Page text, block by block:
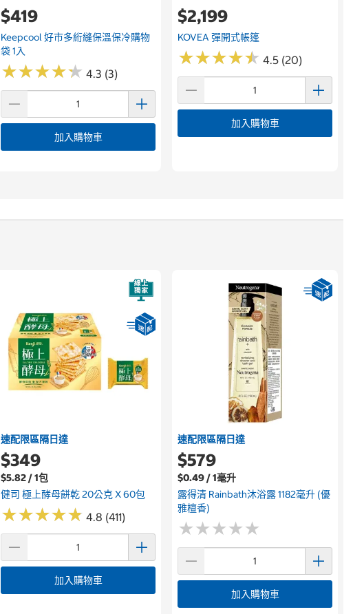
$419
Keepcool 好市多絎縫保溫保冷購物
袋 1入
★★★★★
★★★★★ 4.3 (3)
加入購物車
$2,199
KOVEA 彈開式帳篷
★★★★★
★★★★★ 4.5 (20)
加入購物車
速配限區隔日達
$349
$5.82 / 1包
健司 極上酵母餅乾 20公克 X 60包
★★★★★
★★★★★ 4.8 (411)
加入購物車
速配限區隔日達
$579
$0.49 / 1毫升
露得清 Rainbath沐浴露 1182毫升 (優
雅檀香)
★★★★★
★★★★★
加入購物車